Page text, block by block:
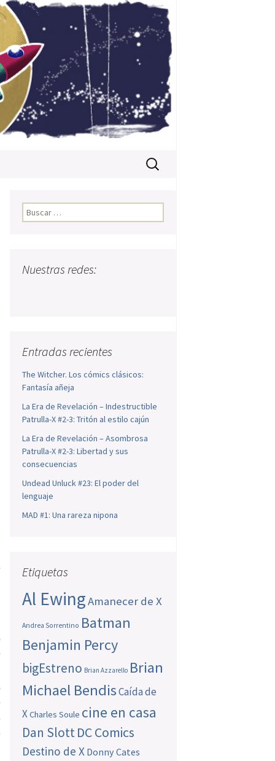
Buscar:
Buscar:
Nuestras redes:
Entradas recientes
The Witcher. Los cómics clásicos:
Fantasía añeja
La Era de Revelación – Indestructible
Patrulla-X #2-3: Tritón al estilo cajún
La Era de Revelación – Asombrosa
Patrulla-X #2-3: Libertad y sus
consecuencias
Undead Unluck #23: El poder del
lenguaje
MAD #1: Una rareza nipona
Etiquetas
Al EwingAmanecer de X
Andrea Sorrentino Batman
Benjamin Percy
bigEstreno Brian Azzarello Brian
Michael BendisCaída de
XCharles Soule cine en casa
Dan SlottDC Comics
Destino de X Donny Cates